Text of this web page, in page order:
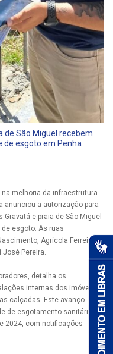
de São Miguel recebem
de esgoto em Penha
melhoria da infraestrutura
anunciou a autorização para
e praia de São Miguel
esgoto. As ruas
Agrícola Ferreira,
Pereira.
detalha os
internas dos imóveis à
calçadas. Este avanço
de esgotamento sanitário no
2024, com notificações